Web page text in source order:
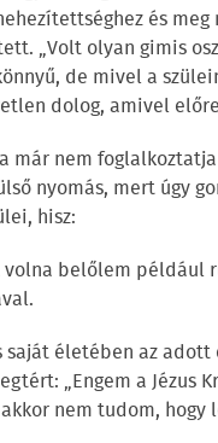
és
„Volt olyan gimis
de mivel a
dolog, amivel
már nem
nyomás, mert úgy
hisz:
belőlem például
saját életében az
„Engem a
nem tudom, hogy